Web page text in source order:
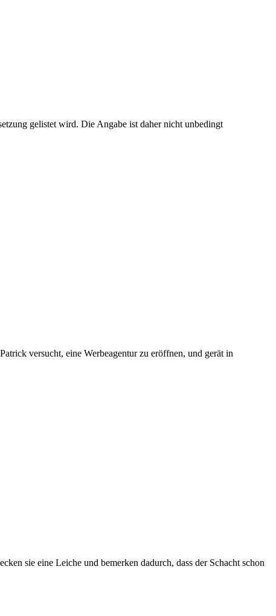
gelistet wird. Die Angabe ist daher nicht unbedingt
versucht, eine Werbeagentur zu eröffnen, und gerät in
sie eine Leiche und bemerken dadurch, dass der Schacht schon